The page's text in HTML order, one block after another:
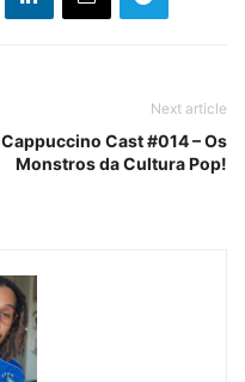
Next article
Cappuccino Cast #014 – Os
Monstros da Cultura Pop!